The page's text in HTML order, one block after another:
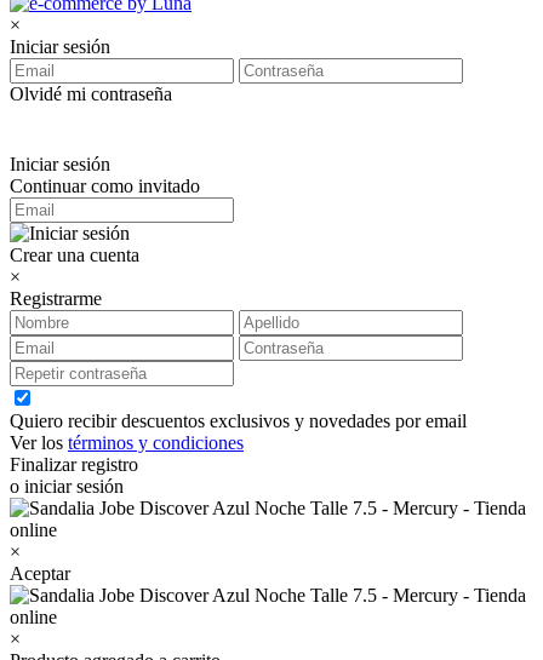
×
Iniciar sesión
Olvidé mi contraseña
Iniciar sesión
Continuar como invitado
Crear una cuenta
×
Registrarme
Quiero recibir descuentos exclusivos y novedades por email
Ver los términos y condiciones
Finalizar registro
o iniciar sesión
×
Aceptar
×